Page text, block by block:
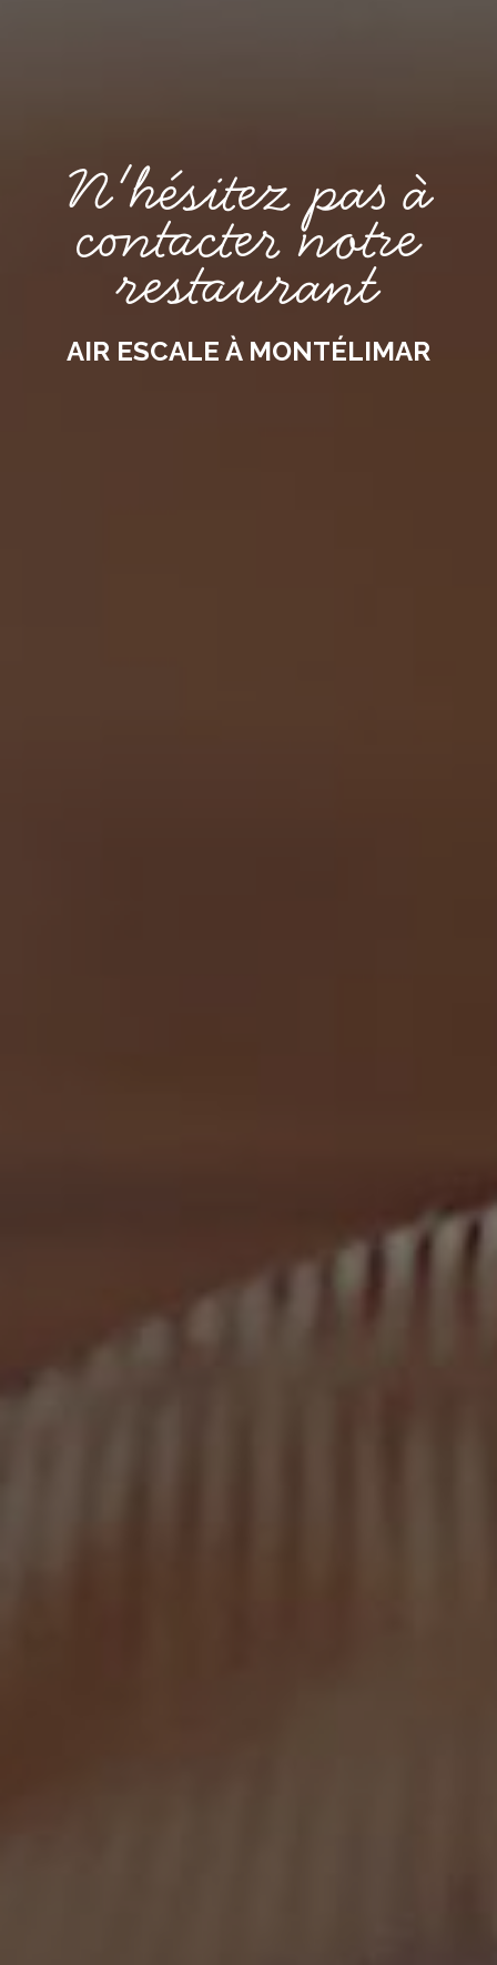
N'hésitez pas à
contacter notre
restaurant
AIR ESCALE À MONTÉLIMAR